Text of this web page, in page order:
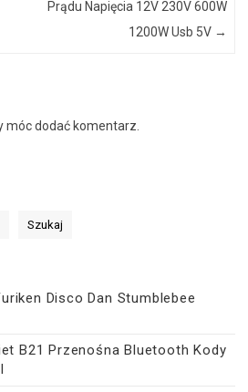
Prądu Napięcia 12V 230V 600W
1200W Usb 5V →
móc dodać komentarz.
Szukaj
Disco Dan Stumblebee
B21 Przenośna Bluetooth Kody